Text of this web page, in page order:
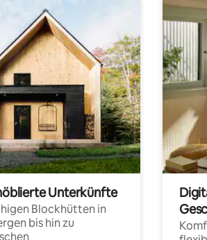
Unterkünfte
Blockhütten in
bis hin zu